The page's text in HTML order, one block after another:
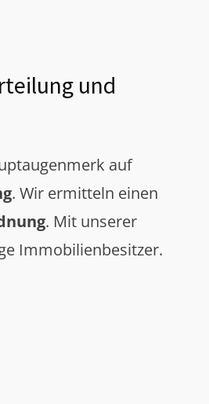
und
auf
. Wir ermitteln einen
. Mit unserer
Immobilienbesitzer.